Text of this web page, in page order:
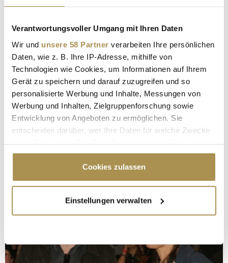
Verantwortungsvoller Umgang mit Ihren Daten
Wir und unsere 58 Partner verarbeiten Ihre persönlichen
Daten, wie z. B. Ihre IP-Adresse, mithilfe von
Technologien wie Cookies, um Informationen auf Ihrem
Gerät zu speichern und darauf zuzugreifen und so
personalisierte Werbung und Inhalte, Messungen von
Werbung und Inhalten, Zielgruppenforschung sowie
Entwicklung von Angeboten zu ermöglichen. Sie
entscheiden darüber, wer Ihre Daten für welche Zwecke
Cookie-Erklärung oder durch Klicken auf das Privacy
Trigger Symbol ändern oder widerrufen
Informationen über Ihre geografische Lage
erfassen, welche bis auf einige Meter genau sein
bestimmten Merkmalen (Fingerprinting) identifizieren
Cookies zulassen
Einstellungen verwalten